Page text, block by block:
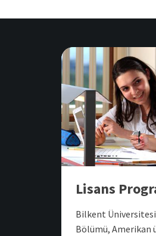
Lisans
Bilkent
Bölümü, Amerikan